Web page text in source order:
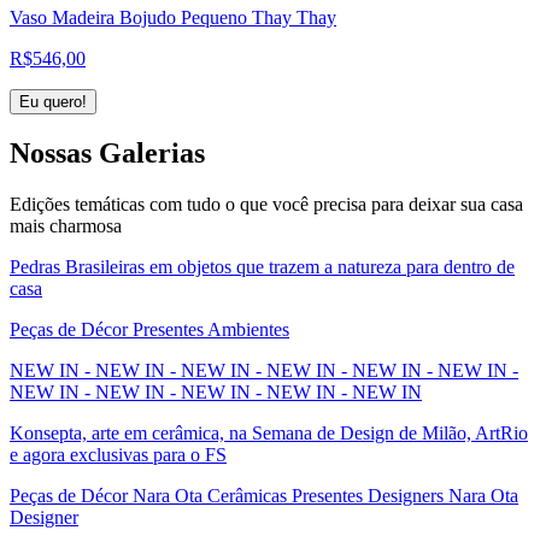
Vaso Madeira Bojudo Pequeno Thay Thay
R$546,00
Eu quero!
Nossas Galerias
Edições temáticas com tudo o que você precisa para deixar sua casa
mais charmosa
Pedras Brasileiras em objetos que trazem a natureza para dentro de
casa
Peças de Décor Presentes Ambientes
NEW IN - NEW IN - NEW IN - NEW IN - NEW IN - NEW IN -
NEW IN - NEW IN - NEW IN - NEW IN - NEW IN
Konsepta, arte em cerâmica, na Semana de Design de Milão, ArtRio
e agora exclusivas para o FS
Peças de Décor Nara Ota Cerâmicas Presentes Designers Nara Ota
Designer